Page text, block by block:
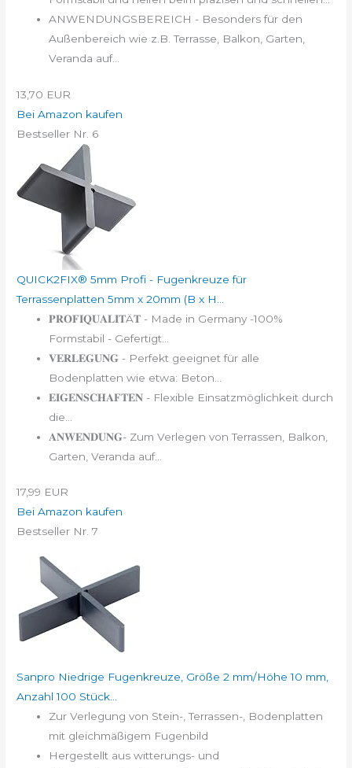
ANWENDUNGSBEREICH - Besonders für den
Außenbereich wie z.B. Terrasse, Balkon, Garten,
Veranda auf...
13,70 EUR
Bei Amazon kaufen
Bestseller Nr. 6
QUICK2FIX® 5mm Profi - Fugenkreuze für
Terrassenplatten 5mm x 20mm (B x H...
𝐏𝐑𝐎𝐅𝐈𝐐𝐔𝐀𝐋𝐈𝐓Ä𝐓 - Made in Germany -100%
Formstabil - Gefertigt...
𝐕𝐄𝐑𝐋𝐄𝐆𝐔𝐍𝐆 - Perfekt geeignet für alle
Bodenplatten wie etwa: Beton...
𝐄𝐈𝐆𝐄𝐍𝐒𝐂𝐇𝐀𝐅𝐓𝐄𝐍 - Flexible Einsatzmöglichkeit durch
die...
𝐀𝐍𝐖𝐄𝐍𝐃𝐔𝐍𝐆- Zum Verlegen von Terrassen, Balkon,
Garten, Veranda auf...
17,99 EUR
Bei Amazon kaufen
Bestseller Nr. 7
Sanpro Niedrige Fugenkreuze, Größe 2 mm/Höhe 10 mm,
Anzahl 100 Stück...
Zur Verlegung von Stein-, Terrassen-, Bodenplatten
mit gleichmäßigem Fugenbild
Hergestellt aus witterungs- und